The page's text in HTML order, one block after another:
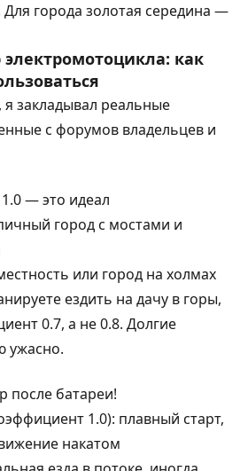
города золотая середина —
как
я закладывал реальные
с форумов владельцев и
— это идеал
город с мостами и
или город на холмах
ездить на дачу в горы,
0.7, а не 0.8. Долгие
ужасно.
после батареи!
1.0): плавный старт,
накатом